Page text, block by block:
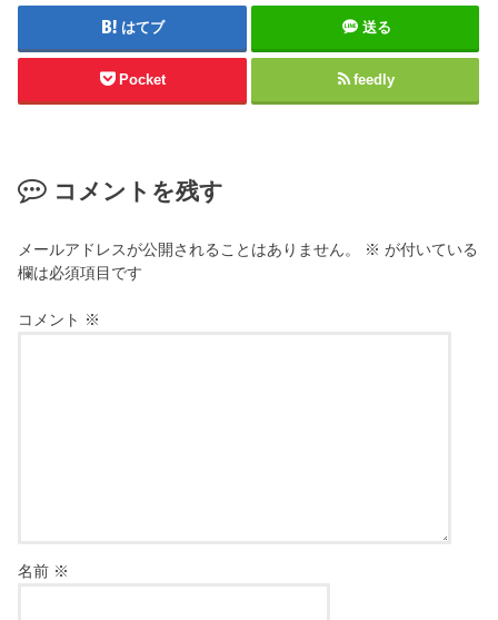
はてブ 送る
Pocket feedly
コメントを残す
メールアドレスが公開されることはありません。 ※ が付いている
欄は必須項目です
コメント ※
名前 ※